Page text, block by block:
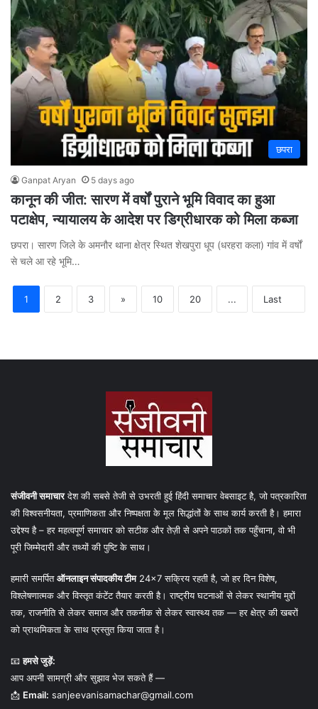
छपरा
Ganpat Aryan 5 days ago
कानून की जीत: सारण में वर्षों पुराने भूमि विवाद का हुआ
पटाक्षेप, न्यायालय के आदेश पर डिग्रीधारक को मिला कब्जा
छपरा। सारण जिले के अमनौर थाना क्षेत्र स्थित शेखपुरा धूप (धरहरा कला) गांव में वर्षों
से चले आ रहे भूमि…
1 2 3 » 10 20 ... Last
संजीवनी समाचारदेश की सबसे तेजी से उभरती हुई हिंदी समाचार वेबसाइट है, जो पत्रकारिता
की विश्वसनीयता, प्रमाणिकता और निष्पक्षता के मूल सिद्धांतों के साथ कार्य करती है। हमारा
उद्देश्य है – हर महत्वपूर्ण समाचार को सटीक और तेज़ी से अपने पाठकों तक पहुँचाना, वो भी
पूरी जिम्मेदारी और तथ्यों की पुष्टि के साथ।
हमारी समर्पितऑनलाइन संपादकीय टीम24×7 सक्रिय रहती है, जो हर दिन विशेष,
विश्लेषणात्मक और विस्तृत कंटेंट तैयार करती है। राष्ट्रीय घटनाओं से लेकर स्थानीय मुद्दों
तक, राजनीति से लेकर समाज और तकनीक से लेकर स्वास्थ्य तक — हर क्षेत्र की खबरों
को प्राथमिकता के साथ प्रस्तुत किया जाता है।
📧हमसे जुड़ें:
आप अपनी सामग्री और सुझाव भेज सकते हैं —
📩 Email: sanjeevanisamachar@gmail.com